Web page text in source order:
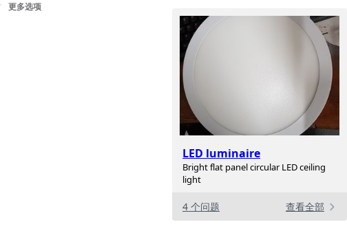
LED luminaire
Bright flat panel circular LED ceiling
light
4 个问题 查看全部
更多选项